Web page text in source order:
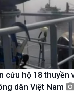
tiếng
Ảnh
E-
cứu hộ 18 thuyền
dân Việt Nam